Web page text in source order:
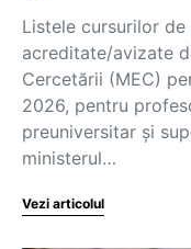
Listele cursurilor
acreditate/avizate
Cercetării (MEC)
2026, pentru
preuniversitar și
ministerul…
Vezi articolul